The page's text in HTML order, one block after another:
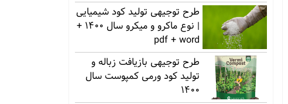
طرح توجیهی تولید کود شیمیایی
| نوع ماکرو و میکرو سال 1400 +
pdf + word
طرح توجیهی بازیافت زباله و
تولید کود ورمی کمپوست سال
1400